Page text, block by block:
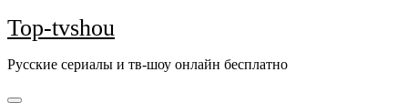
Перейти
к
Top-tvshou
Русские сериалы и тв-шоу онлайн бесплатно